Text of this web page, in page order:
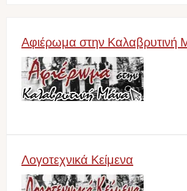
Αφιέρωμα στην Καλαβρυτινή
Image
Λογοτεχνικά Κείμενα
Image